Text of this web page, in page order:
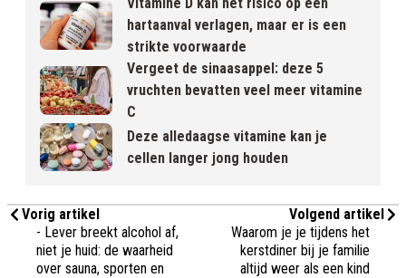
hartaanval verlagen, maar er is een
strikte voorwaarde
Vergeet de sinaasappel: deze 5
vruchten bevatten veel meer vitamine
C
Deze alledaagse vitamine kan je
cellen langer jong houden
Vorig artikel
- Lever breekt alcohol af,
niet je huid: de waarheid
over sauna, sporten en
Volgend artikel
Waarom je je tijdens het
kerstdiner bij je familie
altijd weer als een kind